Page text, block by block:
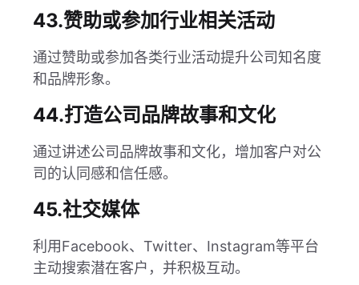
43.赞助或参加行业相关活动
通过赞助或参加各类行业活动提升公司知名度
和品牌形象。
44.打造公司品牌故事和文化
通过讲述公司品牌故事和文化，增加客户对公
司的认同感和信任感。
45.社交媒体
利用Facebook、Twitter、Instagram等平台
主动搜索潜在客户，并积极互动。